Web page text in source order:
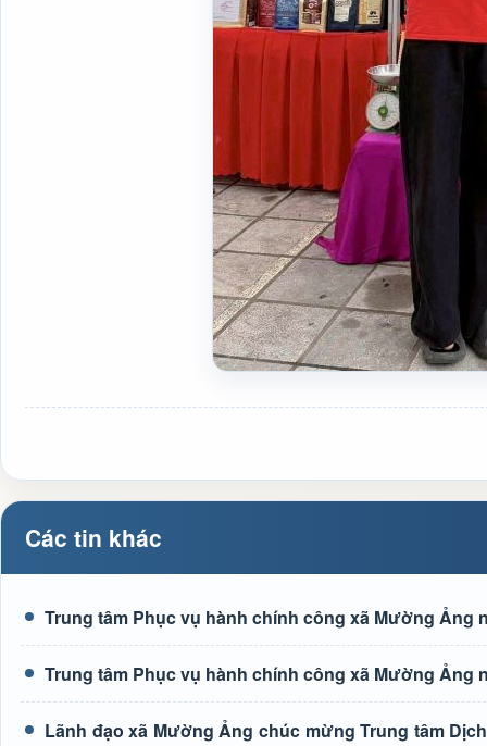
Các tin khác
Trung tâm Phục vụ hành chính công xã Mường Ảng
Trung tâm Phục vụ hành chính công xã Mường Ảng
Lãnh đạo xã Mường Ảng chúc mừng Trung tâm